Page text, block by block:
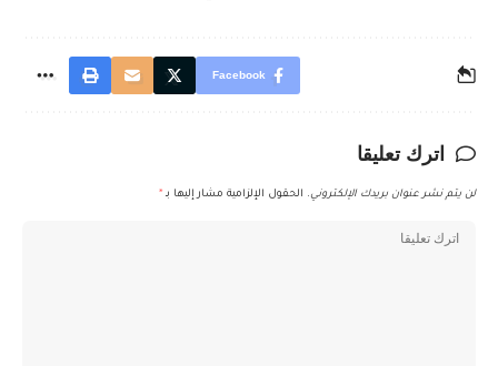
Facebook
اترك تعليقا
لن يتم نشر عنوان بريدك الإلكتروني. الحقول الإلزامية مشار إليها بـ *